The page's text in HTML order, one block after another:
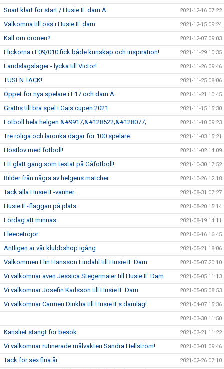
Snart klart för start / Husie IF dam A 2021-12-16 07:22
Välkomna till oss i Husie IF dam 2021-12-15 09:24
Kall om öronen? 2021-12-07 09:03
Flickorna i F09/010 fick både kunskap och inspiration! 2021-11-29 10:35
Landslagsläger - lycka till Victor! 2021-11-26 09:46
TUSEN TACK! 2021-11-25 08:06
Öppet för nya spelare i F17 och dam A. 2021-11-21 10:45
Grattis till bra spel i Gais cupen 2021 2021-11-15 15:30
Fotboll hela helgen &#9917;&#128522;&#128077; 2021-11-10 09:23
Tre roliga och lärorika dagar för 100 spelare. 2021-11-03 15:21
Höstlov med fotboll! 2021-11-02 14:09
Ett glatt gäng som testat på Gåfotboll! 2021-10-30 17:52
Bilder från några av helgens matcher. 2021-10-26 12:18
Tack alla Husie IF-vänner.. 2021-08-31 07:27
Husie IF-flaggan på plats 2021-08-20 15:14
Lördag att minnas.. 2021-08-19 14:11
Fleecetröjor 2021-06-16 16:45
Äntligen är vår klubbshop igång 2021-05-21 18:06
Välkommen Elin Hansson Lindahl till Husie IF Dam 2021-05-07 20:10
Vi välkomnar även Jessica Stegermaier till Husie IF Dam 2021-05-05 11:13
Vi välkomnar Josefin Karlsson till Husie IF Dam 2021-05-05 08:53
Vi välkomnar Carmen Dinkha till Husie IFs damlag! 2021-04-07 15:36
2021-03-30 11:50
Kansliet stängt för besök 2021-03-21 11:22
Vi välkomnar rutinerade målvakten Sandra Hellström! 2021-03-01 09:46
Tack för sex fina år. 2021-02-26 07:10